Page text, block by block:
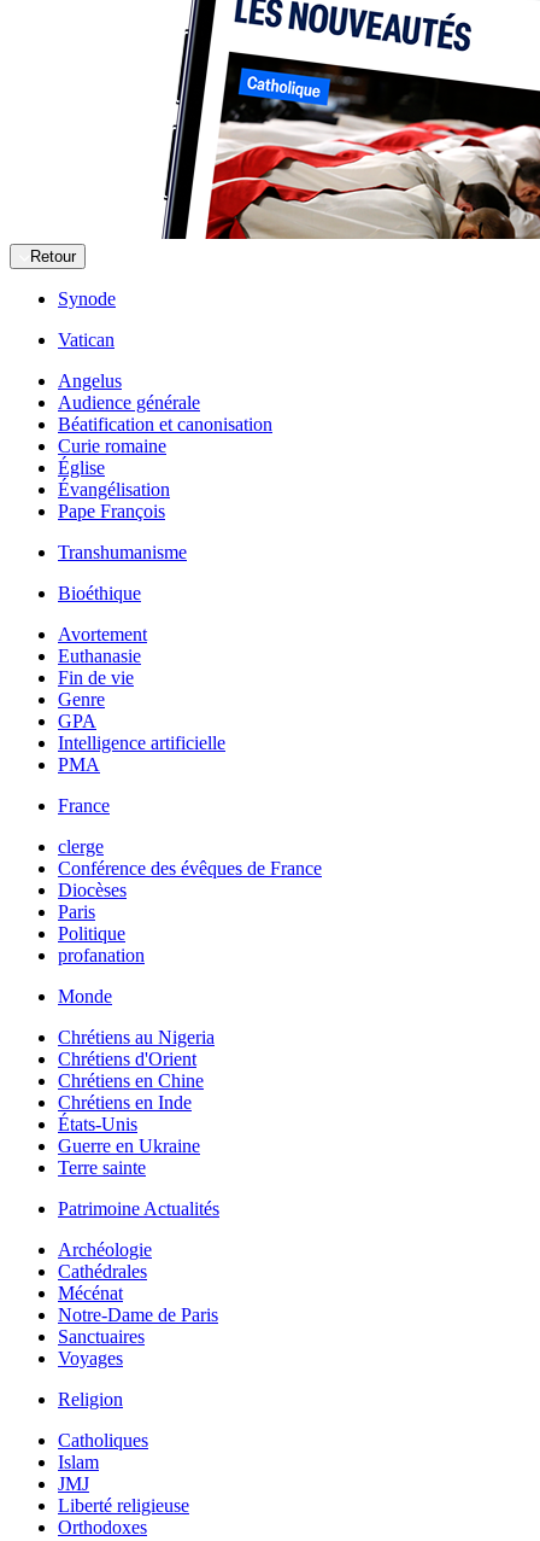
Retour
Synode
Vatican
Angelus
Audience générale
Béatification et canonisation
Curie romaine
Église
Évangélisation
Pape François
Transhumanisme
Bioéthique
Avortement
Euthanasie
Fin de vie
Genre
GPA
Intelligence artificielle
PMA
France
clerge
Conférence des évêques de France
Diocèses
Paris
Politique
profanation
Monde
Chrétiens au Nigeria
Chrétiens d'Orient
Chrétiens en Chine
Chrétiens en Inde
États-Unis
Guerre en Ukraine
Terre sainte
Patrimoine Actualités
Archéologie
Cathédrales
Mécénat
Notre-Dame de Paris
Sanctuaires
Voyages
Religion
Catholiques
Islam
JMJ
Liberté religieuse
Orthodoxes